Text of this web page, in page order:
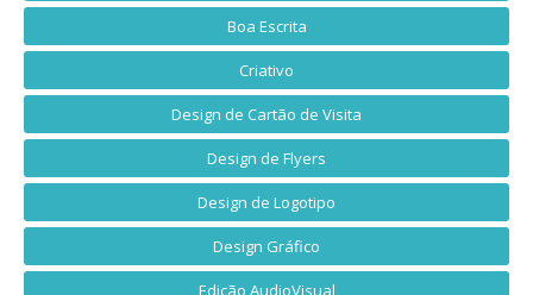
Boa Escrita
Criativo
Design de Cartão de Visita
Design de Flyers
Design de Logotipo
Design Gráfico
Edição AudioVisual